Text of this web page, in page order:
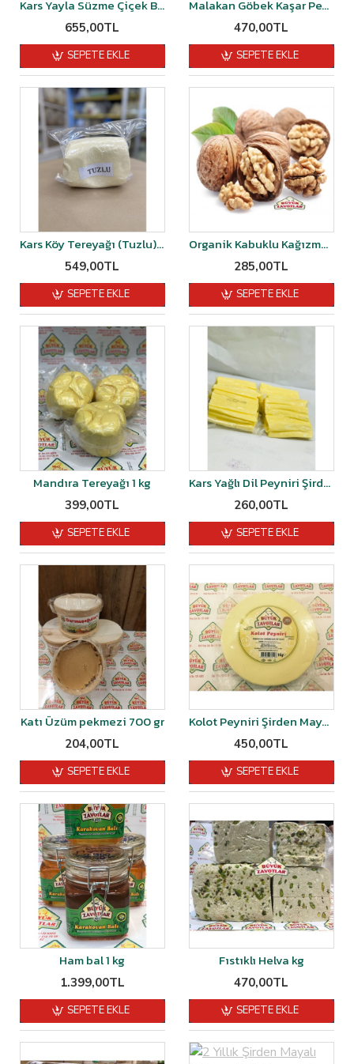
Kars Yayla Süzme Çiçek Balı 1 kg
655,00TL
SEPETE EKLE
Malakan Göbek Kaşar Peyniri Şirden Mayalı 1 kg
470,00TL
SEPETE EKLE
Kars Köy Tereyağı (Tuzlu) - 1KG
549,00TL
SEPETE EKLE
Organik Kabuklu Kağızman Cevizi 1 kg
285,00TL
SEPETE EKLE
Mandıra Tereyağı 1 kg
399,00TL
SEPETE EKLE
Kars Yağlı Dil Peyniri Şirden Mayalı 500 gr
260,00TL
SEPETE EKLE
Katı Üzüm pekmezi 700 gr
204,00TL
SEPETE EKLE
Kolot Peyniri Şirden Mayalı 1 kg
450,00TL
SEPETE EKLE
Ham bal 1 kg
1.399,00TL
SEPETE EKLE
Fıstıklı Helva kg
470,00TL
SEPETE EKLE